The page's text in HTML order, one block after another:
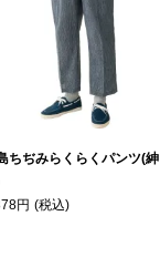
ちぢみらくらくパンツ(紳
円 (税込)